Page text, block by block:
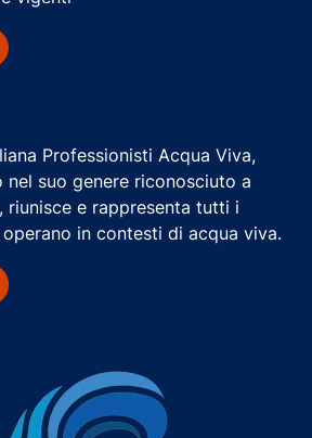
Professionisti Acqua Viva,
nel suo genere riconosciuto a
riunisce e rappresenta tutti i
in contesti di acqua viva.